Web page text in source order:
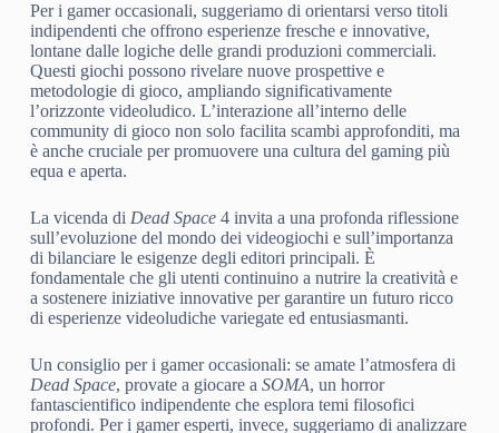
Per i gamer occasionali, suggeriamo di orientarsi verso titoli
indipendenti che offrono esperienze fresche e innovative,
lontane dalle logiche delle grandi produzioni commerciali.
Questi giochi possono rivelare nuove prospettive e
metodologie di gioco, ampliando significativamente
l’orizzonte videoludico. L’interazione all’interno delle
community di gioco non solo facilita scambi approfonditi, ma
è anche cruciale per promuovere una cultura del gaming più
equa e aperta.
La vicenda di Dead Space4 invita a una profonda riflessione
sull’evoluzione del mondo dei videogiochi e sull’importanza
di bilanciare le esigenze degli editori principali. È
fondamentale che gli utenti continuino a nutrire la creatività e
a sostenere iniziative innovative per garantire un futuro ricco
di esperienze videoludiche variegate ed entusiasmanti.
Un consiglio per i gamer occasionali: se amate l’atmosfera di
Dead Space, provate a giocare a SOMA, un horror
fantascientifico indipendente che esplora temi filosofici
profondi. Per i gamer esperti, invece, suggeriamo di analizzare